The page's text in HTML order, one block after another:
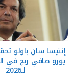
يورو صافي ربح في
لـ2026